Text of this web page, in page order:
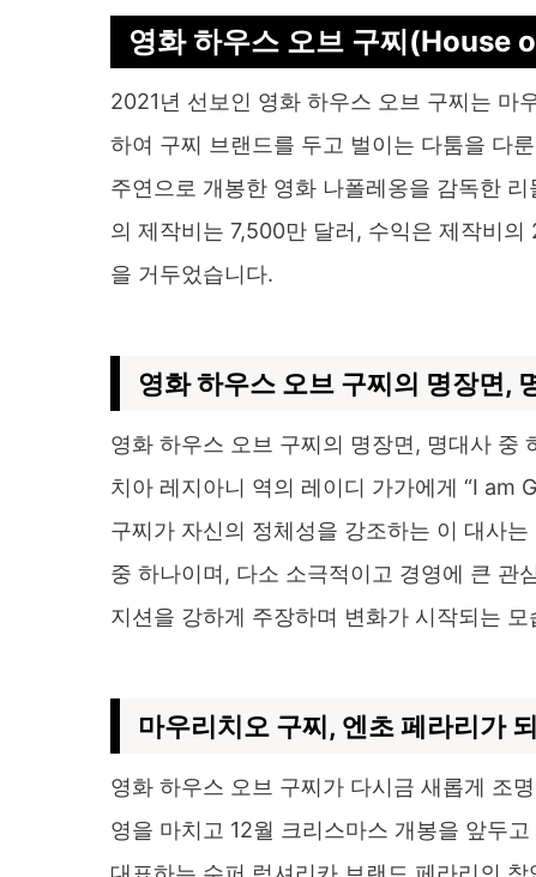
영화 하우스 오브 구찌(House
2021년 선보인 영화 하우스 오브 구찌는 마
하여 구찌 브랜드를 두고 벌이는 다툼을 다
주연으로 개봉한 영화 나폴레옹을 감독한
의 제작비는 7,500만 달러, 수익은 제작비
을 거두었습니다.
영화 하우스 오브 구찌의 명장면,
영화 하우스 오브 구찌의 명장면, 명대사 중
치아 레지아니 역의 레이디 가가에게 “I am
구찌가 자신의 정체성을 강조하는 이 대사
중 하나이며, 다소 소극적이고 경영에 큰 관
지션을 강하게 주장하며 변화가 시작되는
마우리치오 구찌, 엔초 페라리가
영화 하우스 오브 구찌가 다시금 새롭게 조
영을 마치고 12월 크리스마스 개봉을 앞두